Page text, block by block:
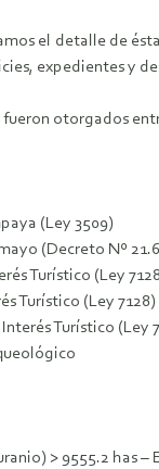
el detalle de
expedientes y
fueron otorgados
(Ley 3509)
(Decreto Nº
Turístico (Ley
Turístico (Ley 7128)
Turístico (Ley
> 9555.2 has –